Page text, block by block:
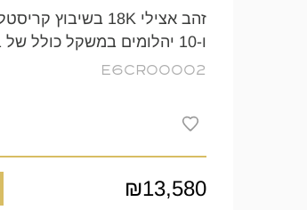
ו-10 יהלומים במשקל כולל של 0.21 קראט
E6CR00002
₪13,580